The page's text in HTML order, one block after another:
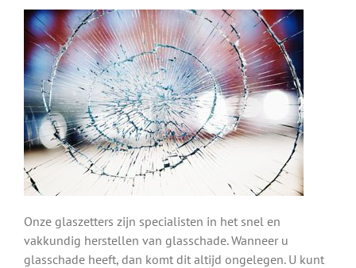
Onze glaszetters zijn specialisten in het snel en
vakkundig herstellen van glasschade. Wanneer u
glasschade heeft, dan komt dit altijd ongelegen. U kunt